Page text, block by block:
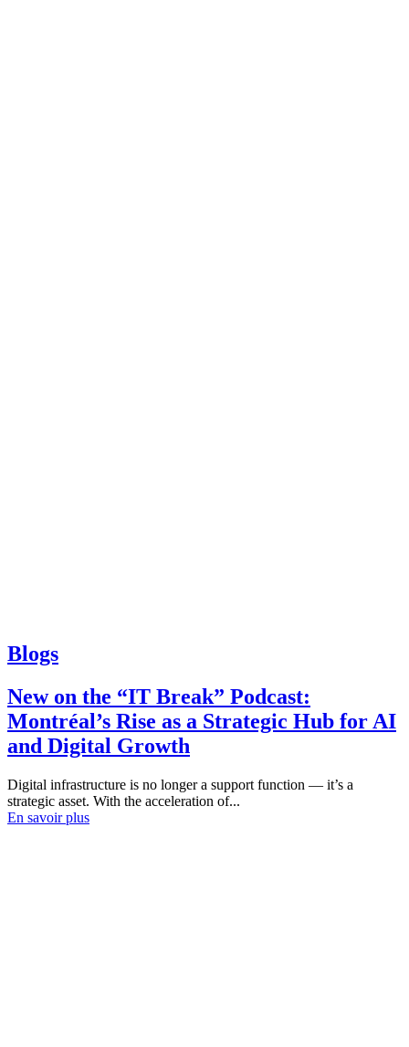
Blogs
New on the “IT Break” Podcast:
Montréal’s Rise as a Strategic Hub for AI
and Digital Growth
Digital infrastructure is no longer a support function — it’s a
strategic asset. With the acceleration of...
En savoir plus